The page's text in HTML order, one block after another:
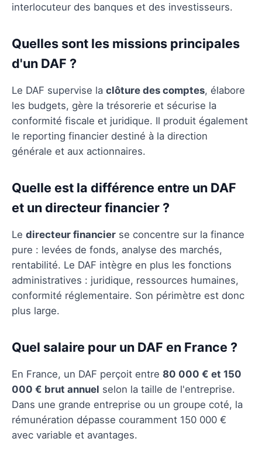
interlocuteur des banques et des investisseurs.
Quelles sont les missions principales
d'un DAF ?
Le DAF supervise la clôture des comptes, élabore
les budgets, gère la trésorerie et sécurise la
conformité fiscale et juridique. Il produit également
le reporting financier destiné à la direction
générale et aux actionnaires.
Quelle est la différence entre un DAF
et un directeur financier ?
Le directeur financier se concentre sur la finance
pure : levées de fonds, analyse des marchés,
rentabilité. Le DAF intègre en plus les fonctions
administratives : juridique, ressources humaines,
conformité réglementaire. Son périmètre est donc
plus large.
Quel salaire pour un DAF en France ?
En France, un DAF perçoit entre 80 000 € et 150
000 € brut annuel selon la taille de l'entreprise.
Dans une grande entreprise ou un groupe coté, la
rémunération dépasse couramment 150 000 €
avec variable et avantages.